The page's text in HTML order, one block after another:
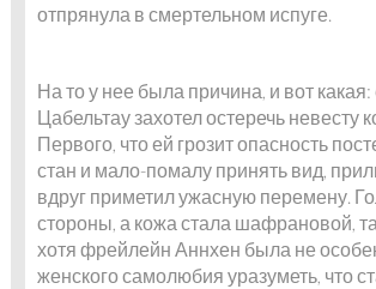
отпрянула в смертельном испуге.
На то у нее была причина, и вот
Цабельтау захотел остеречь невесту
Первого, что ей грозит опасность
стан и мало-помалу принять вид,
вдруг приметил ужасную перемену.
стороны, а кожа стала шафрановой,
хотя фрейлейн Аннхен была не
женского самолюбия уразуметь, что